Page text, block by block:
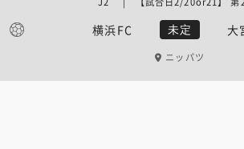
横浜FC 未定 大
ニッパツ